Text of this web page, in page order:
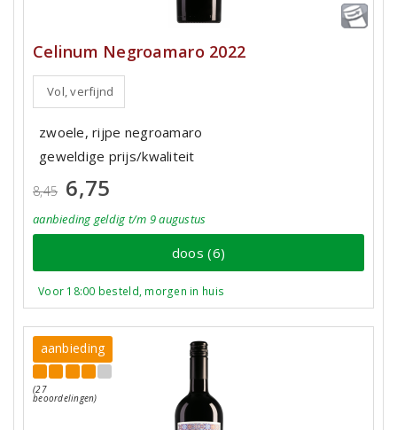
Celinum Negroamaro 2022
Vol, verfijnd
zwoele, rijpe negroamaro
geweldige prijs/kwaliteit
8,45 6,75
aanbieding geldig t/m 9 augustus
doos (6)
Voor 18:00 besteld, morgen in huis
aanbieding
(27
beoordelingen)